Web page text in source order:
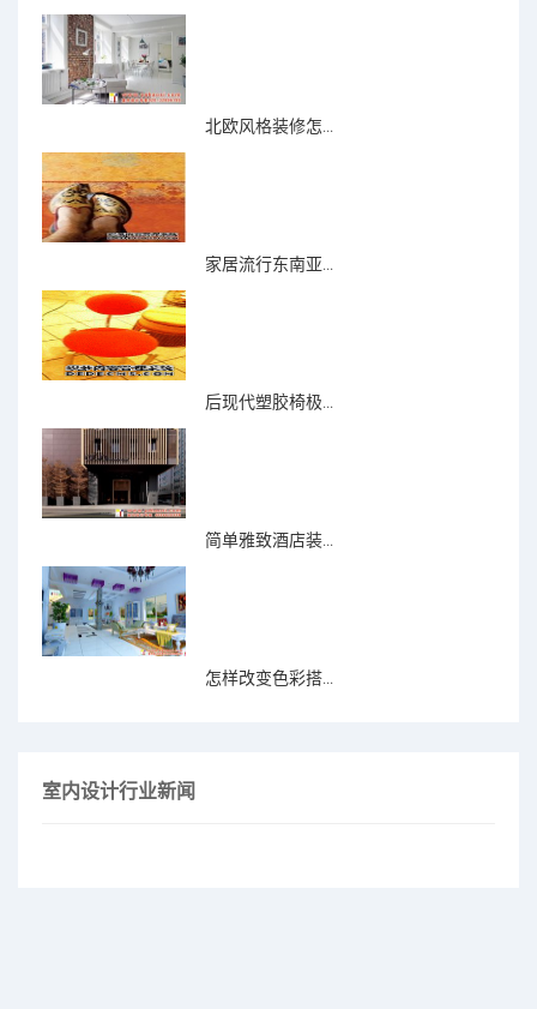
北欧风格装修怎...
家居流行东南亚...
后现代塑胶椅极...
简单雅致酒店装...
怎样改变色彩搭...
室内设计行业新闻